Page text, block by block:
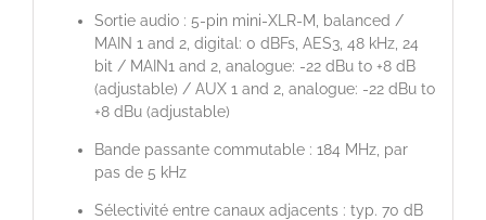
Sortie audio : 5-pin mini-XLR-M, balanced /
MAIN 1 and 2, digital: 0 dBFs, AES3, 48 kHz, 24
bit / MAIN1 and 2, analogue: -22 dBu to +8 dB
(adjustable) / AUX 1 and 2, analogue: -22 dBu to
+8 dBu (adjustable)
Bande passante commutable : 184 MHz, par
pas de 5 kHz
Sélectivité entre canaux adjacents : typ. 70 dB